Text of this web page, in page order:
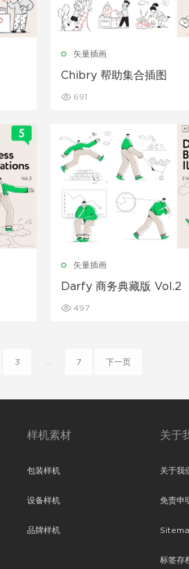
矢量插画
Chibry 帮助集合插图
691
矢量插画
Darfy 商务典藏版 Vol.2
497
3 7 下一页
样机素材
包装样机
设备样机
品牌样机
关于
关于我
免责申
标签存